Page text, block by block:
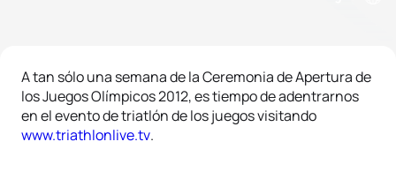
A tan sólo una semana de la Ceremonia de Apertura de
los Juegos Olímpicos 2012, es tiempo de adentrarnos
en el evento de triatlón de los juegos visitando
www.triathlonlive.tv.